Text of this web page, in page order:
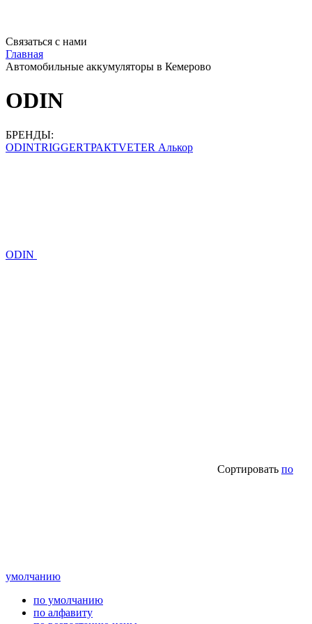
Связаться с нами
Главная
Автомобильные аккумуляторы в Кемерово
ODIN
БРЕНДЫ:
ODINTRIGGERТРАКТVETER Алькор
ODIN
Сортировать по
умолчанию
по умолчанию
по алфавиту